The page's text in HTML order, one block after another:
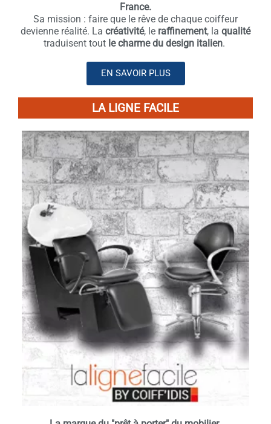
France.
Sa mission : faire que le rêve de chaque coiffeur
devienne réalité. La créativité, le raffinement, la qualité
traduisent tout le charme du design italien.
EN SAVOIR PLUS
LA LIGNE FACILE